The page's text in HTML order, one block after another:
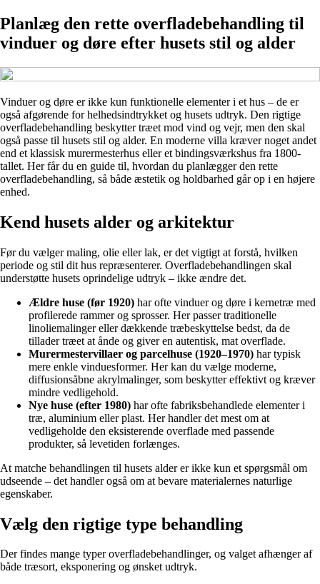
Planlæg den rette overfladebehandling til
vinduer og døre efter husets stil og alder
Vinduer og døre er ikke kun funktionelle elementer i et hus – de er
også afgørende for helhedsindtrykket og husets udtryk. Den rigtige
overfladebehandling beskytter træet mod vind og vejr, men den skal
også passe til husets stil og alder. En moderne villa kræver noget andet
end et klassisk murermesterhus eller et bindingsværkshus fra 1800-
tallet. Her får du en guide til, hvordan du planlægger den rette
overfladebehandling, så både æstetik og holdbarhed går op i en højere
enhed.
Kend husets alder og arkitektur
Før du vælger maling, olie eller lak, er det vigtigt at forstå, hvilken
periode og stil dit hus repræsenterer. Overfladebehandlingen skal
understøtte husets oprindelige udtryk – ikke ændre det.
Ældre huse (før 1920) har ofte vinduer og døre i kernetræ med
profilerede rammer og sprosser. Her passer traditionelle
linoliemalinger eller dækkende træbeskyttelse bedst, da de
tillader træet at ånde og giver en autentisk, mat overflade.
Murermestervillaer og parcelhuse (1920–1970) har typisk
mere enkle vinduesformer. Her kan du vælge moderne,
diffusionsåbne akrylmalinger, som beskytter effektivt og kræver
mindre vedligehold.
Nye huse (efter 1980) har ofte fabriksbehandlede elementer i
træ, aluminium eller plast. Her handler det mest om at
vedligeholde den eksisterende overflade med passende
produkter, så levetiden forlænges.
At matche behandlingen til husets alder er ikke kun et spørgsmål om
udseende – det handler også om at bevare materialernes naturlige
egenskaber.
Vælg den rigtige type behandling
Der findes mange typer overfladebehandlinger, og valget afhænger af
både træsort, eksponering og ønsket udtryk.